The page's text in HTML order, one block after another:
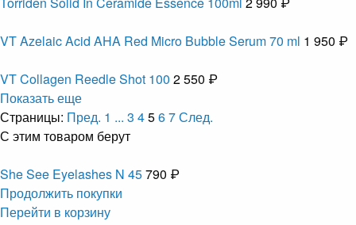
VT Azelaic Acid AHA Red Micro Bubble Serum 70 ml 1 950 ₽
VT Collagen Reedle Shot 100 2 550 ₽
Показать еще
Страницы: Пред. 1 ... 3 4567След.
С этим товаром берут
She See Eyelashes N 45790 ₽
Продолжить покупки
Перейти в корзину